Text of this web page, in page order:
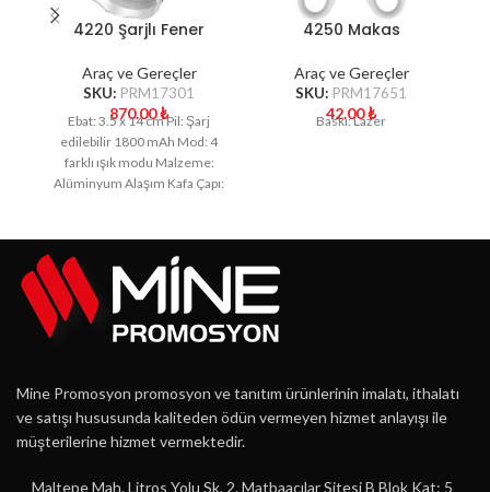
4220 Şarjlı Fener
Araç ve Gereçler
SKU: PRM17301
870.00₺
Ebat: 3.5 x 14 cm Pil: Şarj
edilebilir 1800 mAh Mod: 4
farklı ışık modu Malzeme:
Alüminyum Alaşım Kafa Çapı:
4250 Makas
Araç ve Gereçler
SKU: PRM17651
42.00₺
Baskı: Lazer
Mine Promosyon promosyon ve tanıtım ürünlerinin imalatı, ithalatı
ve satışı hususunda kaliteden ödün vermeyen hizmet anlayışı ile
müşterilerine hizmet vermektedir.
Maltepe Mah. Litros Yolu Sk. 2. Matbaacılar Sitesi B Blok Kat: 5